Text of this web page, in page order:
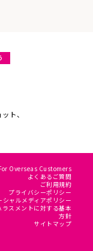
ト、
Overseas Customers
よくあるご質問
ご利用規約
プライバシーポリシー
シャルメディアポリシー
ラスメントに対する基本
方針
サイトマップ